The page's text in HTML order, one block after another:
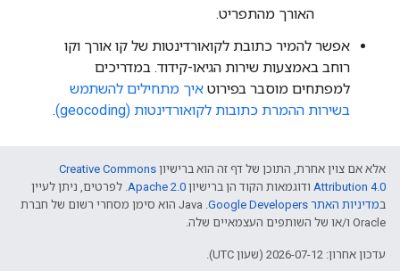
האורך מהתפריט.
אפשר להמיר כתובת לקואורדינטות של קו אורך וקו
רוחב באמצעות שירות הגיאו-קידוד. במדריכים
למפתחים מוסבר בפירוט איך מתחילים להשתמש
בשירות ההמרת כתובות לקואורדינטות (geocoding)
.
אלא אם צוין אחרת, התוכן של דף זה הוא ברישיון Creative Commons
Attribution 4.0 ודוגמאות הקוד הן ברישיון Apache 2.0. לפרטים, ניתן לעיין
במדיניות האתר Google Developers‏
.‏ Java הוא סימן מסחרי רשום של חברת
Oracle ו/או של השותפים העצמאיים שלה.
עדכון אחרון: 2026-07-12 (שעון UTC).